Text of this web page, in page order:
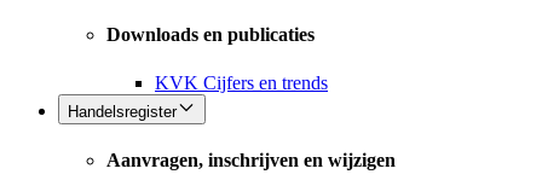
Downloads en publicaties
KVK Cijfers en trends
Handelsregister
Aanvragen, inschrijven en wijzigen